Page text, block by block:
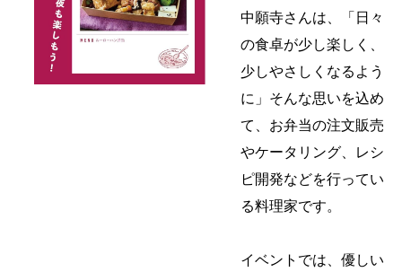
中願寺さんは、「日々
の食卓が少し楽しく、
少しやさしくなるよう
に」そんな思いを込め
て、お弁当の注文販売
やケータリング、レシ
ピ開発などを行ってい
る料理家です。
イベントでは、優しい